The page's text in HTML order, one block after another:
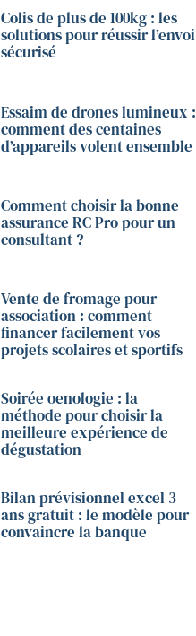
Colis de plus de 100kg : les
solutions pour réussir l’envoi
sécurisé
Essaim de drones lumineux :
comment des centaines
d’appareils volent ensemble
Comment choisir la bonne
assurance RC Pro pour un
consultant ?
Vente de fromage pour
association : comment
financer facilement vos
projets scolaires et sportifs
Soirée oenologie : la
méthode pour choisir la
meilleure expérience de
dégustation
Bilan prévisionnel excel 3
ans gratuit : le modèle pour
convaincre la banque